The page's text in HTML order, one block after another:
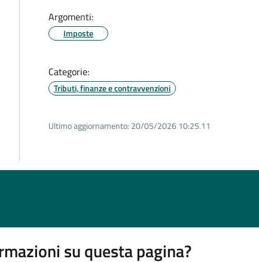
Argomenti:
Imposte
Categorie:
Tributi, finanze e contravvenzioni
Ultimo aggiornamento: 20/05/2026 10:25.11
su questa pagina?